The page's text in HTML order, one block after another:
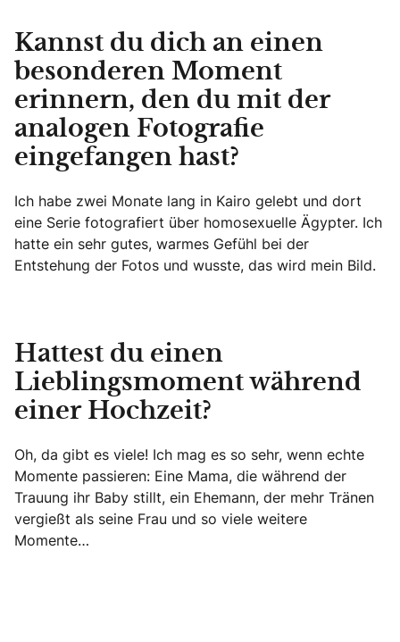
Kannst du dich an einen
besonderen Moment
erinnern, den du mit der
analogen Fotografie
eingefangen hast?
Ich habe zwei Monate lang in Kairo gelebt und dort
eine Serie fotografiert über homosexuelle Ägypter. Ich
hatte ein sehr gutes, warmes Gefühl bei der
Entstehung der Fotos und wusste, das wird mein Bild.
Hattest du einen
Lieblingsmoment während
einer Hochzeit?
Oh, da gibt es viele! Ich mag es so sehr, wenn echte
Momente passieren: Eine Mama, die während der
Trauung ihr Baby stillt, ein Ehemann, der mehr Tränen
vergießt als seine Frau und so viele weitere
Momente…